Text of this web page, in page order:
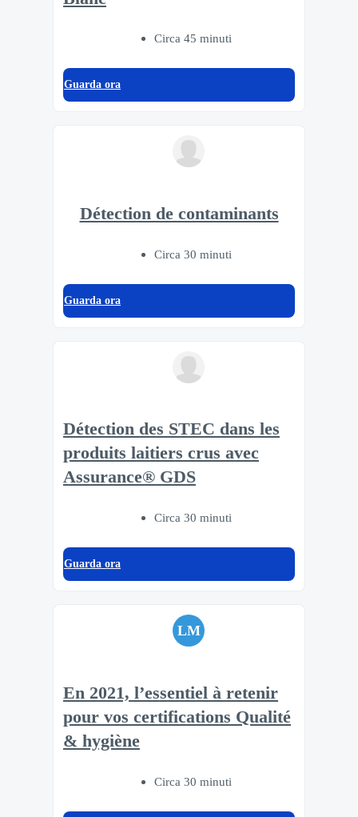
Circa 45 minuti
Guarda ora
Détection de contaminants
Circa 30 minuti
Guarda ora
Détection des STEC dans les
produits laitiers crus avec
Assurance® GDS
Circa 30 minuti
Guarda ora
LM
En 2021, l’essentiel à retenir
pour vos certifications Qualité
& hygiène
Circa 30 minuti